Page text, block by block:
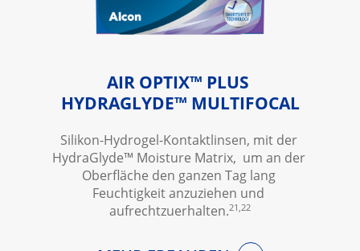
AIR OPTIX™ PLUS
HYDRAGLYDE™ MULTIFOCAL
Silikon-Hydrogel-Kontaktlinsen, mit der
HydraGlyde™ Moisture Matrix,  um an der
Oberfläche den ganzen Tag lang
Feuchtigkeit anzuziehen und
aufrechtzuerhalten.21,22